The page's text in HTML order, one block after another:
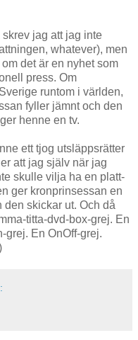
jag att jag inte
whatever), men
det är en nyhet som
press. Om
runtom i världen,
fyller jämnt och den
henne en tv.
ett tjog utsläppsrätter
att jag själv när jag
skulle vilja ha en platt-
ger kronprinsessan en
skickar ut. Och då
titta-dvd-box-grej. En
grej. En OnOff-grej.